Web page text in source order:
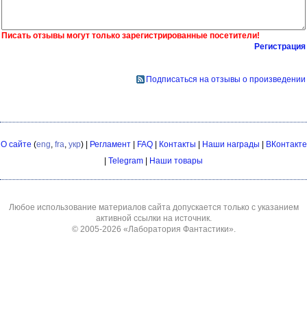
Писать отзывы могут только зарегистрированные посетители!
Регистрация
Подписаться на отзывы о произведении
О сайте (eng, fra, укр) | Регламент| FAQ| Контакты Наши награды
ВКонтакте
Telegram Наши товары
Любое использование материалов сайта допускается только с указанием
активной ссылки на источник.
© 2005-2026 «Лаборатория Фантастики».